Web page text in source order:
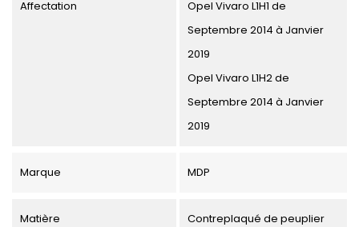
Affectation
Opel Vivaro L1H1 de
Septembre 2014 à Janvier
2019
Opel Vivaro L1H2 de
Septembre 2014 à Janvier
2019
Marque MDP
Matière Contreplaqué de peuplier